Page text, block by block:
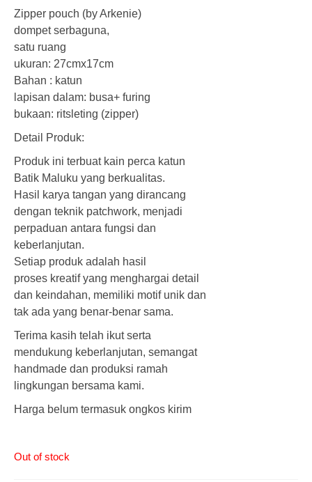
Zipper pouch (by Arkenie)
dompet serbaguna,
satu ruang
ukuran: 27cmx17cm
Bahan : katun
lapisan dalam: busa+ furing
bukaan: ritsleting (zipper)
Detail Produk:
Produk ini terbuat kain perca katun
Batik Maluku yang berkualitas.
Hasil karya tangan yang dirancang
dengan teknik patchwork, menjadi
perpaduan antara fungsi dan
keberlanjutan.
Setiap produk adalah hasil
proses kreatif yang menghargai detail
dan keindahan, memiliki motif unik dan
tak ada yang benar-benar sama.
Terima kasih telah ikut serta
mendukung keberlanjutan, semangat
handmade dan produksi ramah
lingkungan bersama kami.
Harga belum termasuk ongkos kirim
Out of stock